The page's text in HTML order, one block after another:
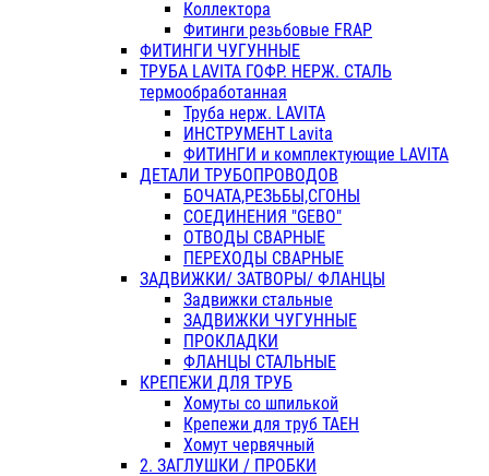
Коллектора
Фитинги резьбовые FRAP
ФИТИНГИ ЧУГУННЫЕ
ТРУБА LAVITA ГОФР. НЕРЖ. СТАЛЬ
термообработанная
Труба нерж. LAVITA
ИНСТРУМЕНТ Lavita
ФИТИНГИ и комплектующие LAVITA
ДЕТАЛИ ТРУБОПРОВОДОВ
БОЧАТА,РЕЗЬБЫ,СГОНЫ
СОЕДИНЕНИЯ "GEBO"
ОТВОДЫ СВАРНЫЕ
ПЕРЕХОДЫ СВАРНЫЕ
ЗАДВИЖКИ/ ЗАТВОРЫ/ ФЛАНЦЫ
Задвижки стальные
ЗАДВИЖКИ ЧУГУННЫЕ
ПРОКЛАДКИ
ФЛАНЦЫ СТАЛЬНЫЕ
КРЕПЕЖИ ДЛЯ ТРУБ
Хомуты со шпилькой
Крепежи для труб ТАЕН
Хомут червячный
2. ЗАГЛУШКИ / ПРОБКИ